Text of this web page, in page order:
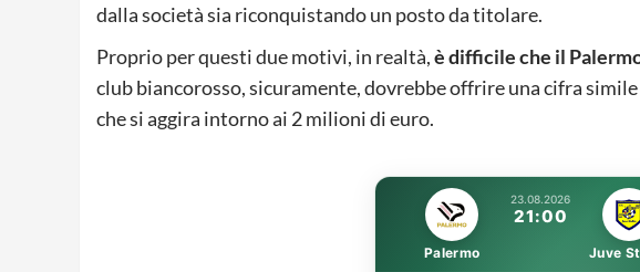
dalla società sia riconquistando un posto da titolare.
Proprio per questi due motivi, in realtà,è difficile che il
club biancorosso, sicuramente, dovrebbe offrire una cifra simile
che si aggira intorno ai 2 milioni di euro.
23.08.2026
21:00
Palermo Juve